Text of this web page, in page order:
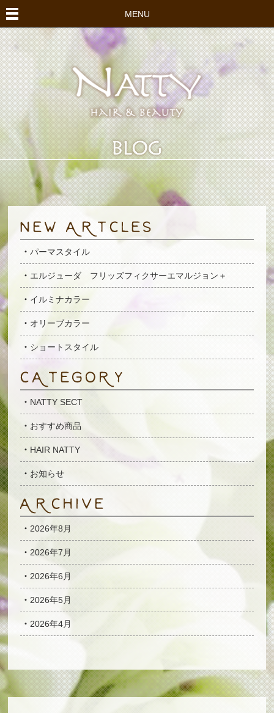
MENU
パーマスタイル
エルジューダ フリッズフィクサーエマルジョン＋
イルミナカラー
オリーブカラー
ショートスタイル
NATTY SECT
おすすめ商品
HAIR NATTY
お知らせ
2026年8月
2026年7月
2026年6月
2026年5月
2026年4月